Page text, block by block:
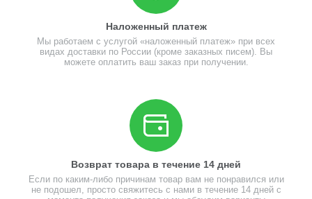
Наложенный платеж
Мы работаем с услугой «наложенный платеж» при всех
видах доставки по России (кроме заказных писем). Вы
можете оплатить ваш заказ при получении.
Возврат товара в течение 14 дней
Если по каким-либо причинам товар вам не понравился или
не подошел, просто свяжитесь с нами в течение 14 дней с